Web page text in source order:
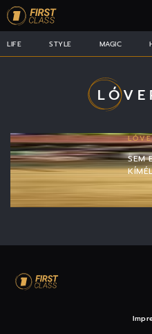
LIFE STYLE MAGIC
SEM